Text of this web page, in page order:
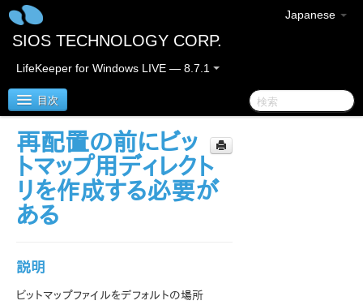
Japanese
SIOS TECHNOLOGY CORP.
LifeKeeper for Windows LIVE — 8.7.1
目次
SIOS Protection Suite for Windows
SIOS Protection Suite for Windows クイックスタート
ガイド
再配置の前にビッ
トマップ用ディレクト
リを作成する必要が
ある
説明
ビットマップファイルをデフォルトの場所